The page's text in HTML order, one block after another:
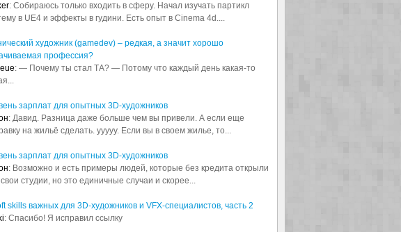
: Собираюсь только входить в сферу. Начал изучать партикл
в UE4 и эффекты в гудини. Есть опыт в Cinema 4d....
художник (gamedev) – редкая, а значит хорошо
профессия?
: — Почему ты стал ТА? — Потому что каждый день какая-то
зарплат для опытных 3D-художников
: Давид. Разница даже больше чем вы привели. А если еще
на жильё сделать. ууууу. Если вы в своем жилье, то...
зарплат для опытных 3D-художников
: Возможно и есть примеры людей, которые без кредита открыли
студии, но это единичные случаи и скорее...
skills важных для 3D-художников и VFX-специалистов, часть 2
: Спасибо! Я исправил ссылку